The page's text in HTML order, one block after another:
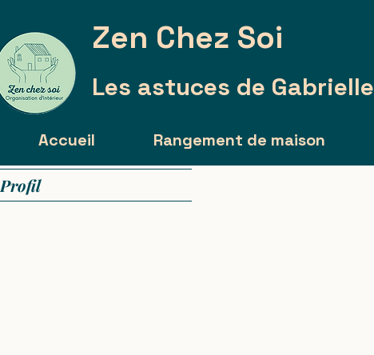
Zen Chez Soi
Les astuces de Gabrielle
Accueil Rangement de maison
Profil